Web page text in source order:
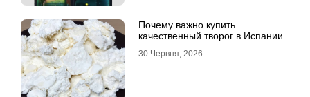
Почему важно купить
качественный творог в Испании
30 Червня, 2026